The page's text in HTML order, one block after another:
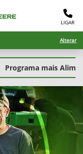
LIGAR
Alterar
Programa mais